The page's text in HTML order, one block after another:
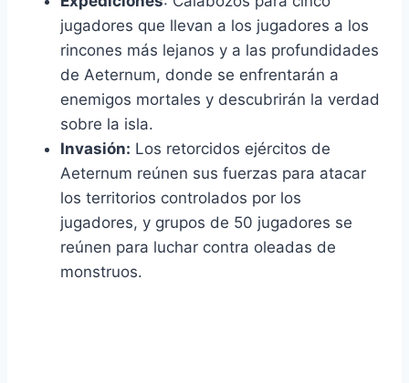
jugadores que llevan a los jugadores a los
rincones más lejanos y a las profundidades
de Aeternum, donde se enfrentarán a
enemigos mortales y descubrirán la verdad
sobre la isla.
Invasión: Los retorcidos ejércitos de
Aeternum reúnen sus fuerzas para atacar
los territorios controlados por los
jugadores, y grupos de 50 jugadores se
reúnen para luchar contra oleadas de
monstruos.